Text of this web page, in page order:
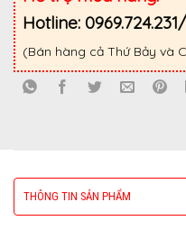
Hotline:
(Bán hàng cả Thứ Bảy và
THÔNG TIN SẢN PHẨM